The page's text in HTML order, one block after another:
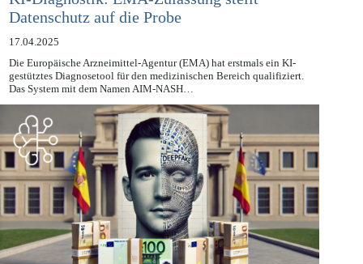
KI-Diagnostik: EMA-Zulassung stellt
Datenschutz auf die Probe
17.04.2025
Die Europäische Arzneimittel-Agentur (EMA) hat erstmals ein KI-
gestütztes Diagnosetool für den medizinischen Bereich qualifiziert.
Das System mit dem Namen AIM-NASH…